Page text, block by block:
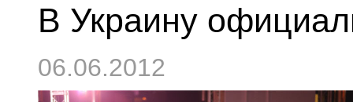
В Украину
06.06.2012